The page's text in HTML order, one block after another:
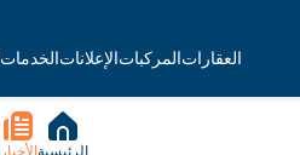
العقاراتالمركباتالإعلاناتالخدمات
الرئيسية الأخبار